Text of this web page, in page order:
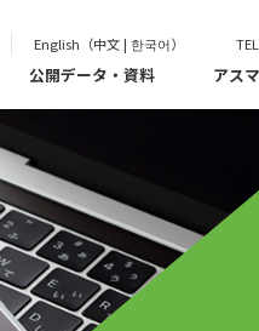
English（中文 | 한국어） TEL
公開データ・資料 アス